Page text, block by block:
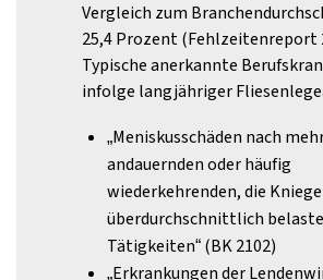
Vergleich zum
25,4 Prozent (Fehlzeitenreport
Typische anerkannte
infolge langjähriger
„Meniskusschäden nach
andauernden oder häufig
wiederkehrenden, die
überdurchschnittlich
Tätigkeiten“ (BK 2102)
„Erkrankungen der